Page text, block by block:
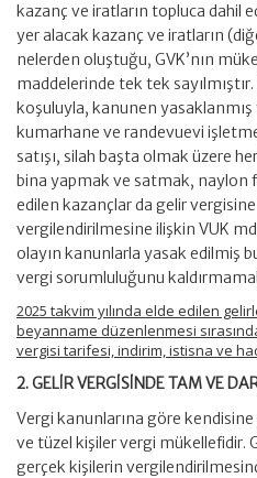
kazanç ve iratların topluca dahil
yer alacak kazanç ve iratların
nelerden oluştuğu, GVK’nın
maddelerinde tek tek
koşuluyla, kanunen
kumarhane ve randevuevi
satışı, silah başta olmak üzere
bina yapmak ve satmak, naylon
edilen kazançlar da gelir
vergilendirilmesine ilişkin VUK
olayın kanunlarla yasak edilmiş
vergi sorumluluğunu
2025 takvim yılında elde edilen
beyanname düzenlenmesi
vergisi tarifesi, indirim, istisna ve
2. GELİR VERGİSİNDE TAM VE
Vergi kanunlarına göre
ve tüzel kişiler vergi mükellefidir.
gerçek kişilerin